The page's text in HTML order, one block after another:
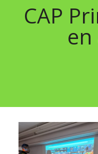
CAP